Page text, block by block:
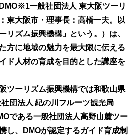
一般社団法人 東大阪ツーリ
東大阪市・理事長：高橋一夫。以
リズム振興機構」という。）は、
方に地域の魅力を最大限に伝える
ド人材の育成を目的とした講座を
ツーリズム振興機構では和歌山県
団法人 紀の川フルーツ観光局
である一般社団法人高野山麓ツー
し、DMOが認定するガイド育成制